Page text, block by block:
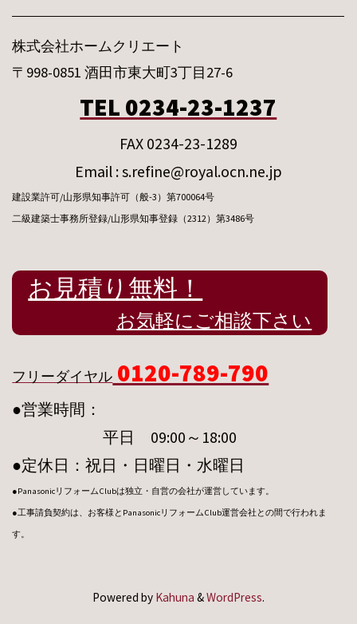
株式会社ホームクリエート
〒998-0851 酒田市東大町3丁目27-6
TEL 0234-23-1237
FAX 0234-23-1289
Email : s.refine@royal.ocn.ne.jp
建設業許可/山形県知事許可（般-3）第700064号
二級建築士事務所登録/山形県知事登録（2312）第3486号
お見積り無料！
お気軽にご相談下さい
フリーダイヤル 0120-789-790
●営業時間：
平日 09:00～18:00
●定休日：祝日・日曜日・水曜日
●PanasonicリフォームClubは独立・自営の会社が運営しています。
●工事請負契約は、お客様とPanasonicリフォームClub運営会社との間で行われま
す。
Powered by Kahuna &WordPress.